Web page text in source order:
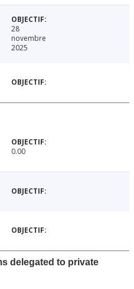
28
novembre
2025
0.00
delegated to private